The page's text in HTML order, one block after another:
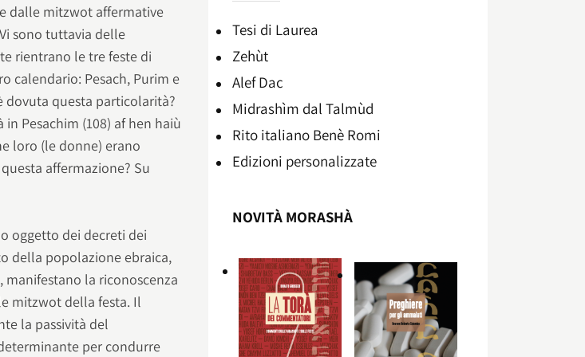
dalle mitzwot affermative
sono tuttavia delle
rientrano le tre feste di
calendario: Pesach, Purim e
dovuta questa particolarità?
Pesachim (108) af hen haiù
loro (le donne) erano
affermazione? Su
oggetto dei decreti dei
della popolazione ebraica,
la riconoscenza
mitzwot della festa. Il
la passività del
per condurre
Tesi di Laurea
Zehùt
Alef Dac
Midrashìm dal Talmùd
Rito italiano Benè Romi​
Edizioni personalizzate
NOVITÀ MORASHÀ